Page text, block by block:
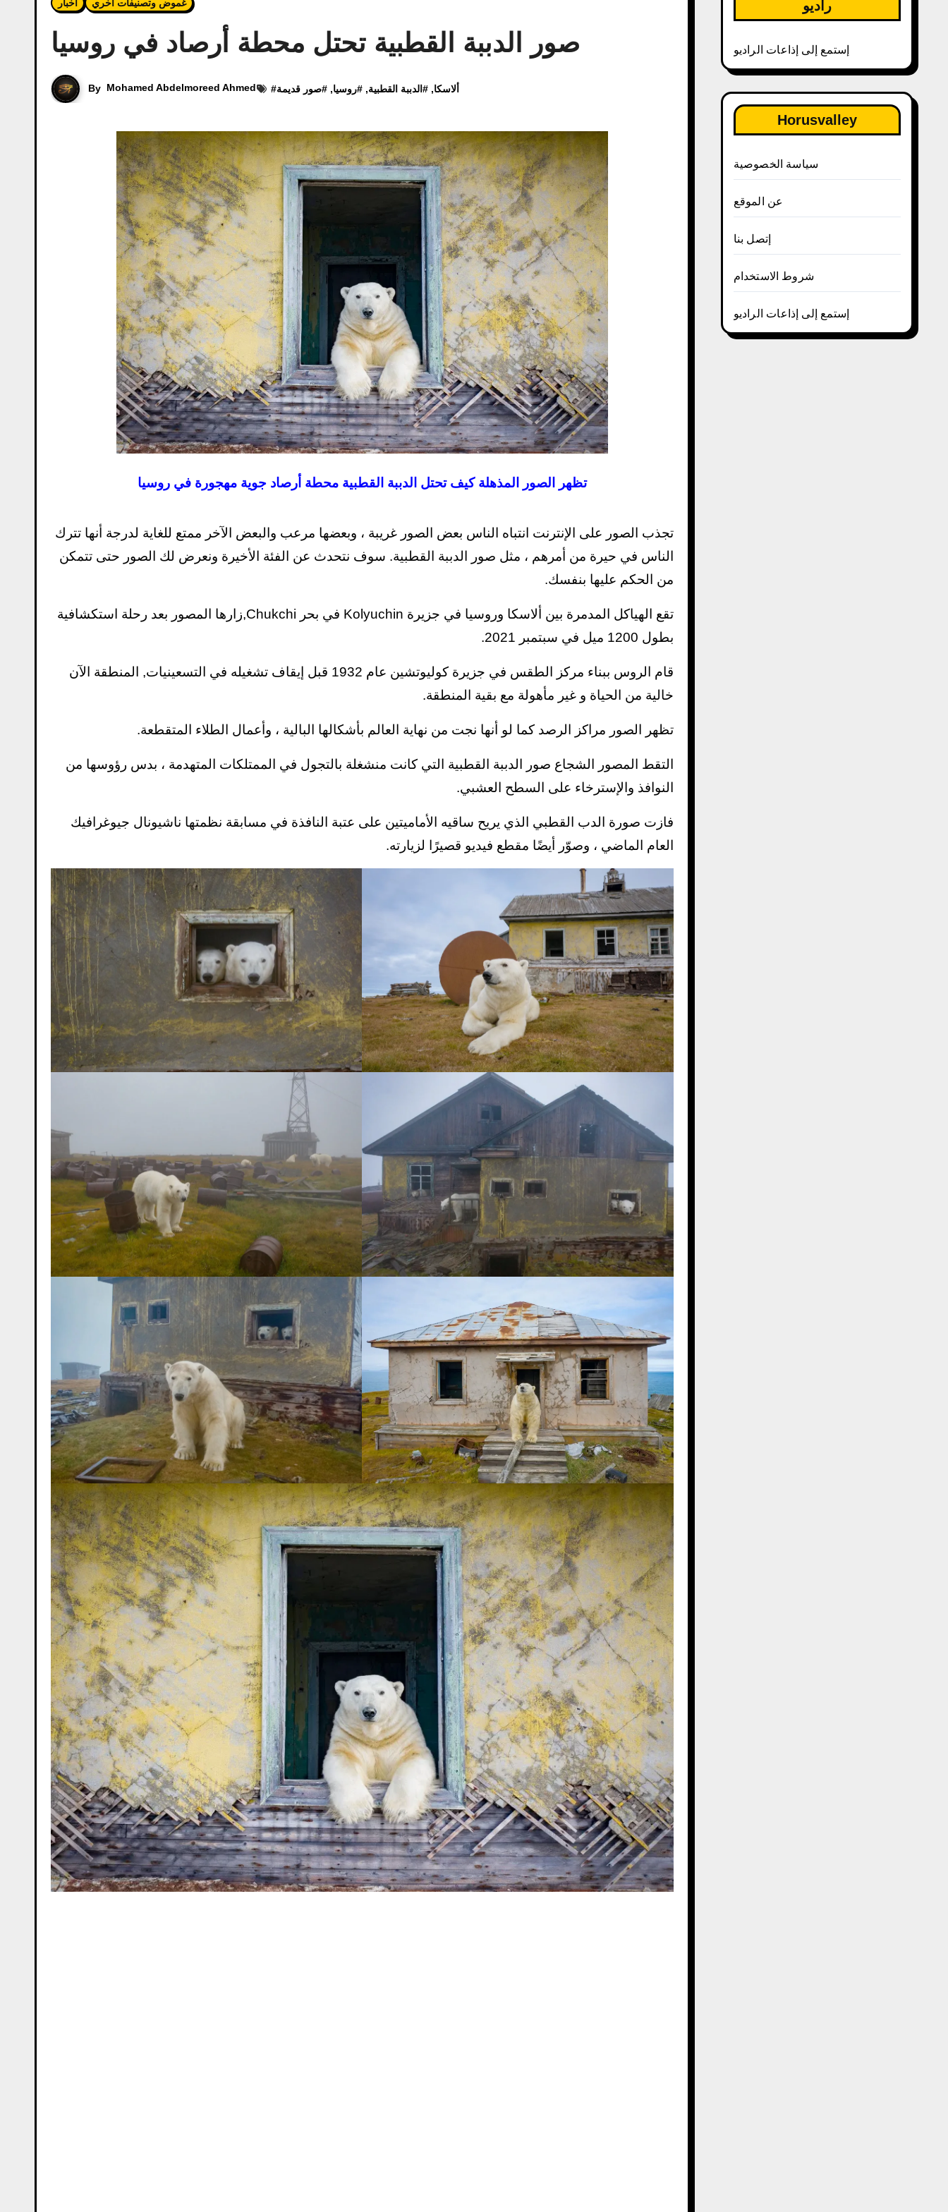
أخبار غموض وتصنيفات اخري
صور الدببة القطبية تحتل محطة أرصاد في روسيا
By Mohamed Abdelmoreed Ahmed # ألاسكا, # الدببة القطبية, #روسيا, #صور قديمة
تظهر الصور المذهلة كيف تحتل الدببة القطبية محطة أرصاد جوية مهجورة في روسيا
تجذب الصور على الإنترنت انتباه الناس بعض الصور غريبة ، وبعضها مرعب والبعض الآخر ممتع للغاية لدرجة أنها تترك
الناس في حيرة من أمرهم ، مثل صور الدببة القطبية. سوف نتحدث عن الفئة الأخيرة ونعرض لك الصور حتى تتمكن
من الحكم عليها بنفسك.
تقع الهياكل المدمرة بين ألاسكا وروسيا في جزيرة Kolyuchin في بحر Chukchi,زارها المصور بعد رحلة استكشافية
بطول 1200 ميل في سبتمبر 2021.
قام الروس ببناء مركز الطقس في جزيرة كوليوتشين عام 1932 قبل إيقاف تشغيله في التسعينيات, المنطقة الآن
خالية من الحياة و غير مأهولة مع بقية المنطقة.
تظهر الصور مراكز الرصد كما لو أنها نجت من نهاية العالم بأشكالها البالية ، وأعمال الطلاء المتقطعة.
التقط المصور الشجاع صور الدببة القطبية التي كانت منشغلة بالتجول في الممتلكات المتهدمة ، بدس رؤوسها من
النوافذ والإسترخاء على السطح العشبي.
فازت صورة الدب القطبي الذي يريح ساقيه الأماميتين على عتبة النافذة في مسابقة نظمتها ناشيونال جيوغرافيك
العام الماضي ، وصوّر أيضًا مقطع فيديو قصيرًا لزيارته.
راديو
إستمع إلى إذاعات الراديو
Horusvalley
سياسة الخصوصية
عن الموقع
إتصل بنا
شروط الاستخدام
إستمع إلى إذاعات الراديو